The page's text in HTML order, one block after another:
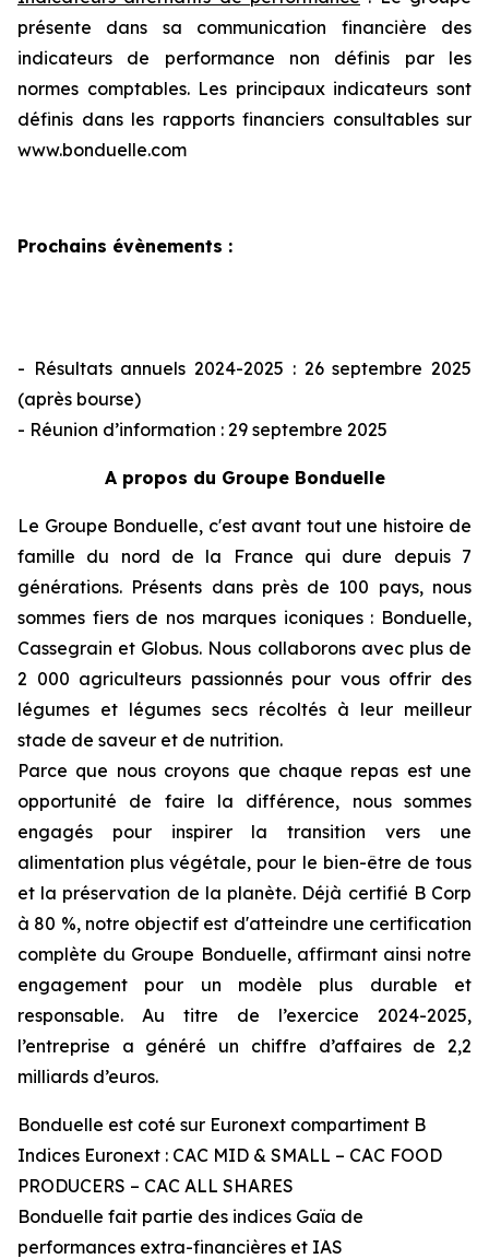
présente dans sa communication financière des
indicateurs de performance non définis par les
normes comptables. Les principaux indicateurs sont
définis dans les rapports financiers consultables sur
www.bonduelle.com
Prochains évènements :
- Résultats annuels 2024-2025 : 26 septembre 2025
(après bourse)
- Réunion d’information : 29 septembre 2025
A propos du Groupe Bonduelle
Le Groupe Bonduelle, c'est avant tout une histoire de
famille du nord de la France qui dure depuis 7
générations. Présents dans près de 100 pays, nous
sommes fiers de nos marques iconiques : Bonduelle,
Cassegrain et Globus. Nous collaborons avec plus de
2 000 agriculteurs passionnés pour vous offrir des
légumes et légumes secs récoltés à leur meilleur
stade de saveur et de nutrition.
Parce que nous croyons que chaque repas est une
opportunité de faire la différence, nous sommes
engagés pour inspirer la transition vers une
alimentation plus végétale, pour le bien-être de tous
et la préservation de la planète. Déjà certifié B Corp
à 80 %, notre objectif est d'atteindre une certification
complète du Groupe Bonduelle, affirmant ainsi notre
engagement pour un modèle plus durable et
responsable. Au titre de l’exercice 2024-2025,
l’entreprise a généré un chiffre d’affaires de 2,2
milliards d’euros.
Bonduelle est coté sur Euronext compartiment B
Indices Euronext : CAC MID & SMALL – CAC FOOD
PRODUCERS – CAC ALL SHARES
Bonduelle fait partie des indices Gaïa de
performances extra-financières et IAS